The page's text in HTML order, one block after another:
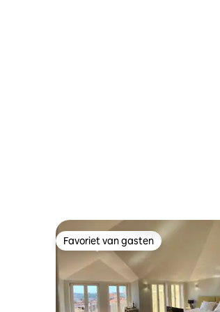
Favoriet van gasten
Favoriet van gasten